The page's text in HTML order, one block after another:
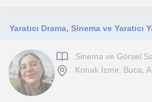
Yaratıcı Drama, Sinema ve Yaratıcı
Sinema ve Görsel
Konak İzmir, Buca,